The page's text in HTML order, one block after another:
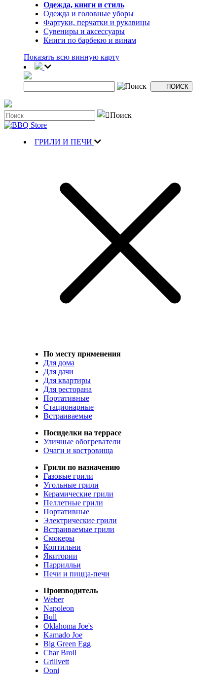
Одежда, книги и стиль
Одежда и головные уборы
Фартуки, перчатки и рукавицы
Сувениры и аксессуары
Книги по барбекю и винам
Показать всю винную карту
ГРИЛИ И ПЕЧИ
По месту применения
Для дома
Для дачи
Для квартиры
Для ресторана
Портативные
Стационарные
Встраиваемые
Посиделки на террасе
Уличные обогреватели
Очаги и костровища
Грили по назначению
Газовые грили
Угольные грили
Керамические грили
Пеллетные грили
Портативные
Электрические грили
Встраиваемые грили
Смокеры
Коптильни
Якитории
Паррилльи
Печи и пицца-печи
Производитель
Weber
Napoleon
Bull
Oklahoma Joe's
Kamado Joe
Big Green Egg
Char Broil
Grillvett
Ooni